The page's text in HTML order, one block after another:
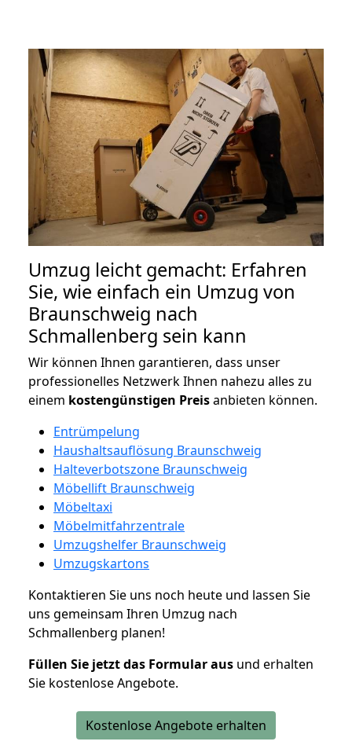
Umzug leicht gemacht: Erfahren
Sie, wie einfach ein Umzug von
Braunschweig nach
Schmallenberg sein kann
Wir können Ihnen garantieren, dass unser
professionelles Netzwerk Ihnen nahezu alles zu
einem kostengünstigen Preisanbieten können.
Entrümpelung
Haushaltsauflösung Braunschweig
Halteverbotszone Braunschweig
Möbellift Braunschweig
Möbeltaxi
Möbelmitfahrzentrale
Umzugshelfer Braunschweig
Umzugskartons
Kontaktieren Sie uns noch heute und lassen Sie
uns gemeinsam Ihren Umzug nach
Schmallenberg planen!
Füllen Sie jetzt das Formular aus und erhalten
Sie kostenlose Angebote.
Kostenlose Angebote erhalten